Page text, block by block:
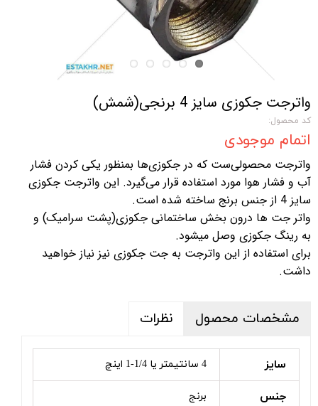
واترجت جکوزی سایز 4 برنجی(شمش)
کد محصول:
اتمام موجودی
واترجت محصولی‌ست که در جکوزی‌ها بمنظور یکی کردن فشار
آب و فشار هوا مورد استفاده قرار‌ می‌گیرد. این واترجت جکوزی
سایز 4 از جنس برنج ساخته شده است.
واتر جت ها درون بخش ساختمانی جکوزی(پشت سرامیک) و
به رینگ جکوزی وصل میشود.
برای استفاده از این واترجت به جت جکوزی نیز نیاز خواهید
داشت.
مشخصات محصول نظرات
سایز 4 سانتیمتر یا 1/4-1 اینچ
جنس برنج